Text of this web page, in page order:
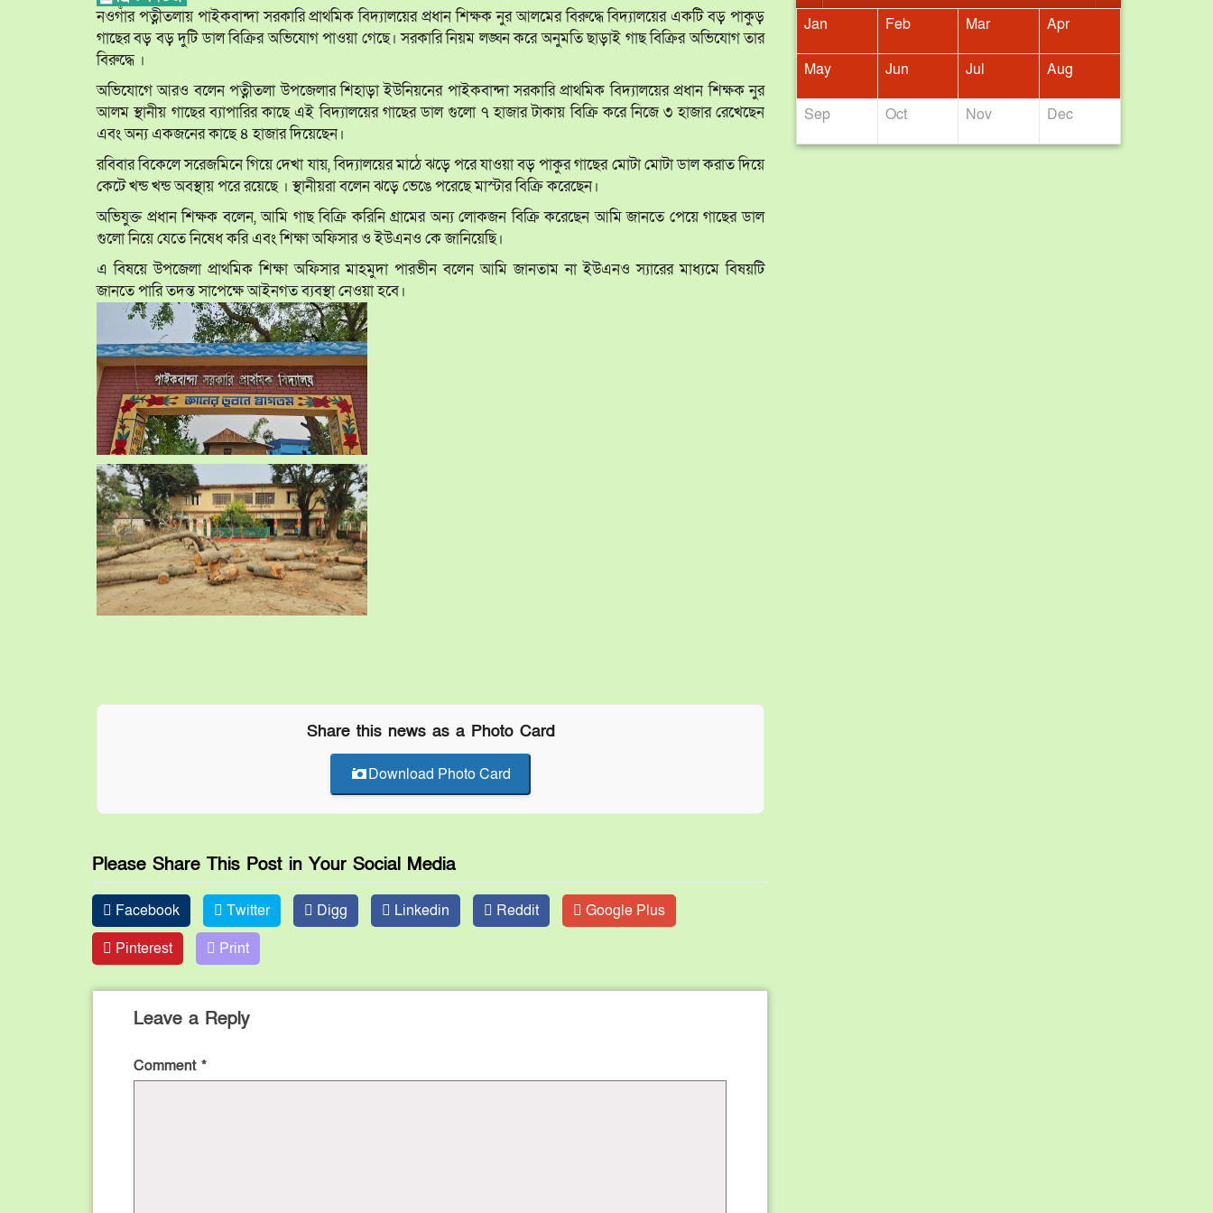
নওগাঁর পত্নীতলায় পাইকবান্দা সরকারি প্রাথমিক বিদ্যালয়ের প্রধান শিক্ষক নুর আলমের বিরুদ্ধে বিদ্যালয়ের একটি বড় পাকুড়
গাছের বড় বড় দুটি ডাল বিক্রির অভিযোগ পাওয়া গেছে। সরকারি নিয়ম লঙ্ঘন করে অনুমতি ছাড়াই গাছ বিক্রির অভিযোগ তার
বিরুদ্ধে ।
অভিযোগে আরও বলেন পত্নীতলা উপজেলার শিহাড়া ইউনিয়নের পাইকবান্দা সরকারি প্রাথমিক বিদ্যালয়ের প্রধান শিক্ষক নুর
আলম স্থানীয় গাছের ব্যাপারির কাছে এই বিদ্যালয়ের গাছের ডাল গুলো ৭ হাজার টাকায় বিক্রি করে নিজে ৩ হাজার রেখেছেন
এবং অন্য একজনের কাছে ৪ হাজার দিয়েছেন।
রবিবার বিকেলে সরেজমিনে গিয়ে দেখা যায়, বিদ্যালয়ের মাঠে ঝড়ে পরে যাওয়া বড় পাকুর গাছের মোটা মোটা ডাল করাত দিয়ে
কেটে খন্ড খন্ড অবস্থায় পরে রয়েছে । স্থানীয়রা বলেন ঝড়ে ভেঙে পরেছে মাস্টার বিক্রি করেছেন।
অভিযুক্ত প্রধান শিক্ষক বলেন, আমি গাছ বিক্রি করিনি গ্রামের অন্য লোকজন বিক্রি করেছেন আমি জানতে পেয়ে গাছের ডাল
গুলো নিয়ে যেতে নিষেধ করি এবং শিক্ষা অফিসার ও ইউএনও কে জানিয়েছি।
এ বিষয়ে উপজেলা প্রাথমিক শিক্ষা অফিসার মাহমুদা পারভীন বলেন আমি জানতাম না ইউএনও স্যারের মাধ্যমে বিষয়টি
জানতে পারি তদন্ত সাপেক্ষে আইনগত ব্যবস্থা নেওয়া হবে।
Share this news as a Photo Card
Download Photo Card
Please Share This Post in Your Social Media
Facebook Twitter Digg Linkedin Reddit
Google Plus
Pinterest
Print
Leave a Reply
Comment *
Jan Feb Mar Apr
May Jun Jul Aug
Sep Oct Nov Dec
Jan Feb Mar Apr
Sep Oct Nov Dec
Jan Feb Mar Apr
Sep Oct Nov Dec